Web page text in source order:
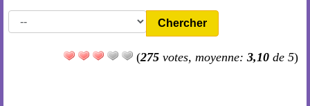
Chercher
(275 votes, moyenne: 3,10 de 5)